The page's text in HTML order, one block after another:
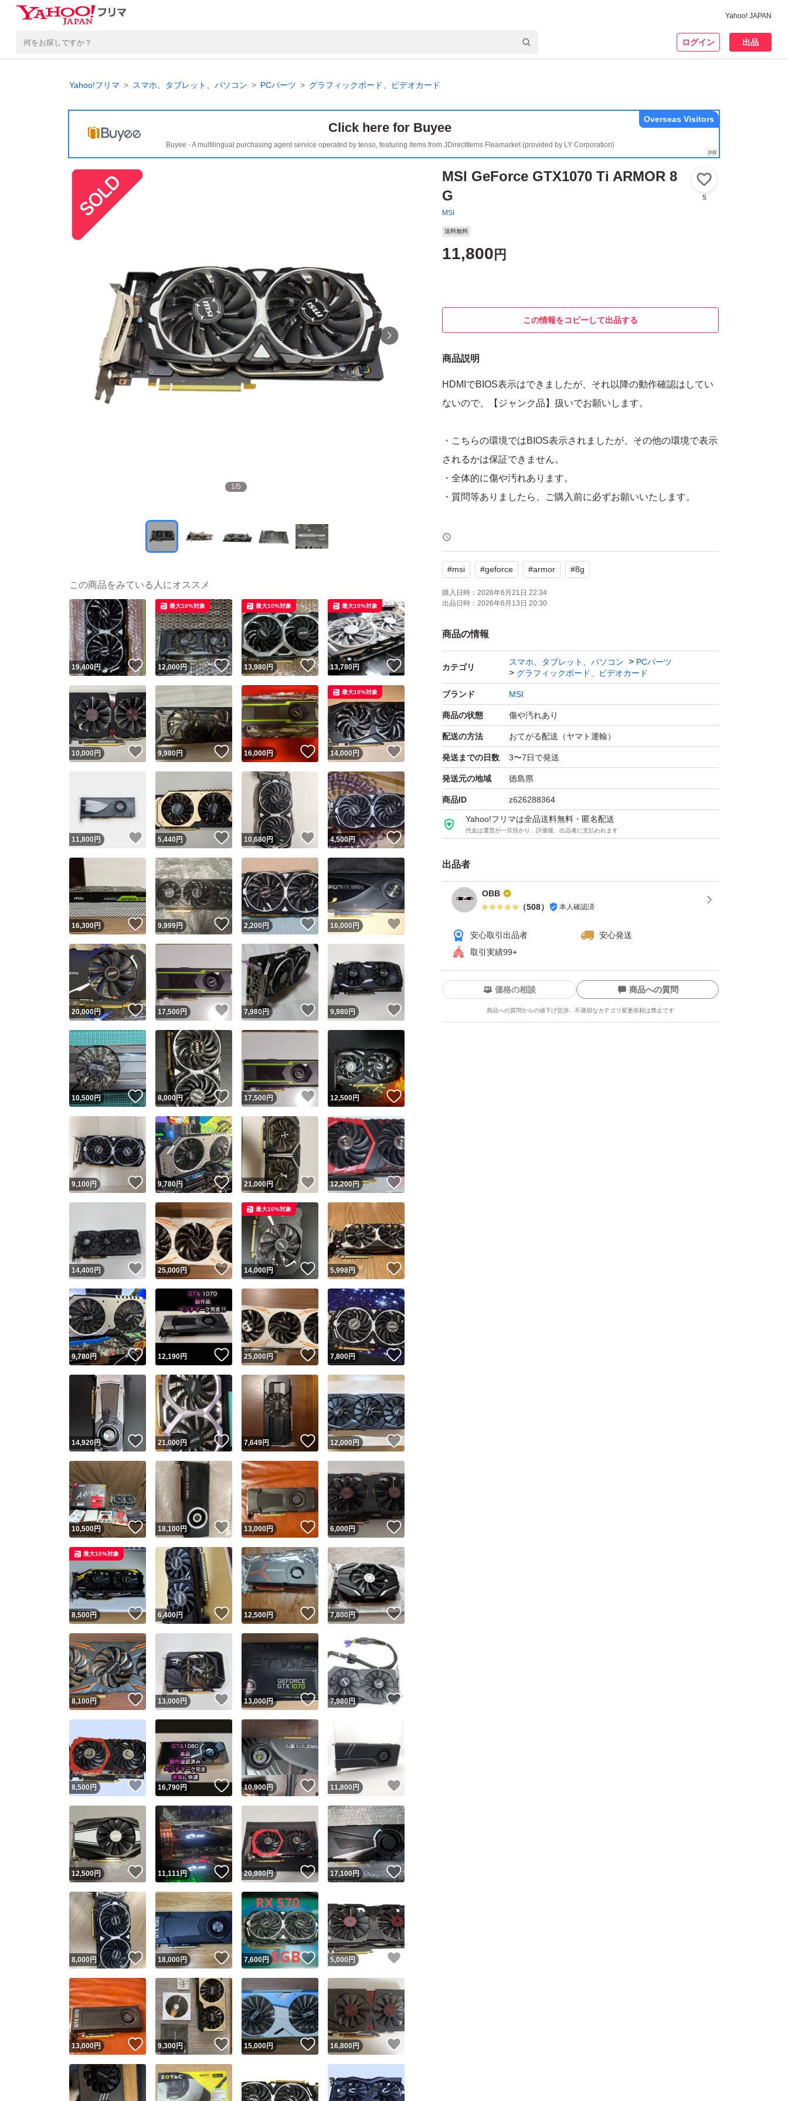
Yahoo! JAPAN
ログイン 出品
Yahoo!フリマ スマホ、タブレット、パソコン PCパーツ グラフィックボード、ビデオカード
Click here for Buyee
Buyee - A multilingual purchasing agent service operated by tenso, featuring items from JDirectItems Fleamarket (provided by LY Corporation)
Overseas Visitors
1/5
MSI GeForce GTX1070 Ti ARMOR 8
G
MSI
5
送料無料
11,800 円
この情報をコピーして出品する
商品説明
HDMIでBIOS表示はできましたが、それ以降の動作確認はしてい
ないので、【ジャンク品】扱いでお願いします。
・こちらの環境ではBIOS表示されましたが、その他の環境で表示
されるかは保証できません。
・全体的に傷や汚れあります。
・質問等ありましたら、ご購入前に必ずお願いいたします。
ジャンク品→ 故障品と同義、そのまま使える見込みがないほど故
障損耗し、本来の製品としての利用価値を失っている品物。
パーツ取り、素材としての使用等責任を負うものではありませ
ん。動作保証も出来ません。
【ジャンク品】or【ジャンク扱い】と記載のある品は、ジャンク
の意味を理解した方のみご購入ください。
#msi #geforce #armor #8g
購入日時： 2026年6月21日 22:34
出品日時： 2026年6月13日 20:30
商品の情報
カテゴリ
スマホ、タブレット、パソコン
PCパーツ
グラフィックボード、ビデオカード
ブランド MSI
商品の状態 傷や汚れあり
配送の方法 おてがる配送（ヤマト運輸）
発送までの日数 3〜7日で発送
発送元の地域 徳島県
商品ID z626288364
Yahoo!フリマは全品送料無料・匿名配送
代金は運営が一旦預かり、評価後、出品者に支払われます
出品者
OBB
（508） 本人確認済
安心取引出品者
安心発送
取引実績99+
ユーザーの実績について
Yahoo!フリマが定めた一定の基準を満たしたユーザーにバッジを付与しています
安心取引出品者
安心取引出品者 Yahoo!フリマの基準をクリアした安心・安全なユーザーです
取引実績
取引実績◯+ このユーザーはYahoo!フリマの取引を完了させた実績があります
他フリマ実績◯+ このユーザーは他フリマサービスでの取引実績があります
スピード&安心発送
※このバッジは実績に基づく表示であり、発送を保証しているものではありません
スピード＆安心発送
このユーザーは高頻度で24時間以内＆設定した発送日数内に発送してい
ます
スピード発送 このユーザーは高頻度で24時間以内に発送しています
安心発送 このユーザーは設定した発送日数内に発送しています
価格の相談 商品への質問
商品への質問からの値下げ交渉、不適切なカテゴリ変更依頼は禁止です
この商品の情報をコピーします
商品画像の無断転載は禁止されています
コピーは
1商品につき1回です
出品ページへ
キャンセル
この商品をみている人にオススメ
19,400円 いいね！
12,000円 いいね！
最大10%対象
13,980円 いいね！
最大10%対象
13,780円
最大10%対象
10,000円 いいね！
9,980円 いいね！
16,000円 いいね！
14,000円
最大10%対象
11,800 円 いいね！
5,440円 いいね！
10,680円 いいね！
4,500円 いいね！
16,300円 いいね！
9,999円 いいね！
2,200円 いいね！
16,000円
20,000円 いいね！
17,500円 いいね！
7,980円 いいね！
9,980円
10,500円 いいね！
8,000円 いいね！
17,500円 いいね！
12,500円 いいね！
9,100円 いいね！
9,780円 いいね！
21,000円 いいね！
12,200円 いいね！
14,400円 いいね！
25,000円 いいね！
14,000円 いいね！
最大10%対象
5,998円 いいね！
9,780円 いいね！
12,190円 いいね！
25,000円 いいね！
7,800円 いいね！
14,920円 いいね！
21,000円 いいね！
7,649円 いいね！
12,000円
10,500円 いいね！
18,100円 いいね！
13,000円 いいね！
6,000円 いいね！
8,500円 いいね！
最大10%対象
6,400円 いいね！
12,500円 いいね！
7,800円 いいね！
8,100円 いいね！
13,000 円 いいね！
13,000円 いいね！
7,980円 いいね！
8,500円 いいね！
16,790円 いいね！
10,900円 いいね！
11,800 円
12,500円 いいね！
11,111円 いいね！
20,980円 いいね！
17,100円 いいね！
8,000円 いいね！
18,000円 いいね！
7,600円 いいね！
5,000 円
13,000円 いいね！
9,300円 いいね！
15,000円 いいね！
16,800円